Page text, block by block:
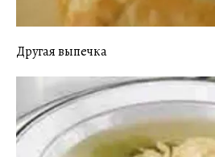
Другая выпечка